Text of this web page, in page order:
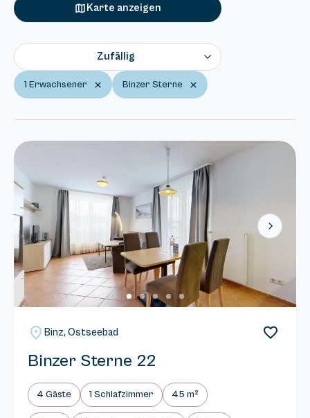
Karte anzeigen
1 Erwachsener Binzer Sterne
Zufällig
Next
Binz, Ostseebad
Binzer Sterne 22
4 Gäste 1 Schlafzimmer 45 m²